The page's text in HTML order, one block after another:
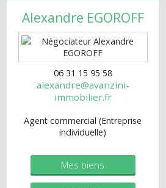
AlexandreEGOROFF
06 31 15 95 58
alexandre@avanzini-
Agent commercial (Entreprise
individuelle)